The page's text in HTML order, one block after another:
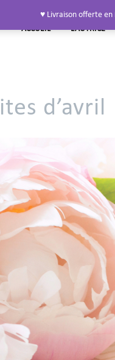
ACCUEIL L’AUTRICE
d’avril
♥ Livraison offerte en